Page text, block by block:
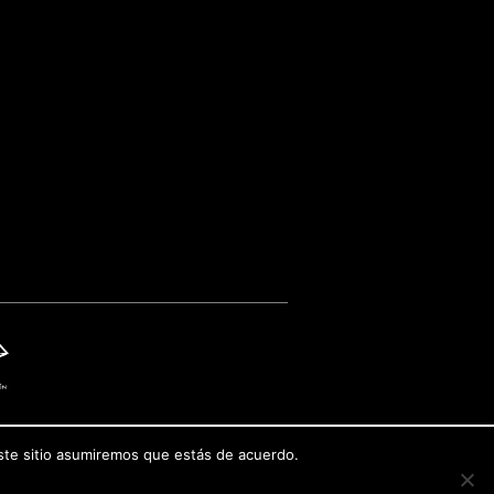
sitio asumiremos que estás de acuerdo.